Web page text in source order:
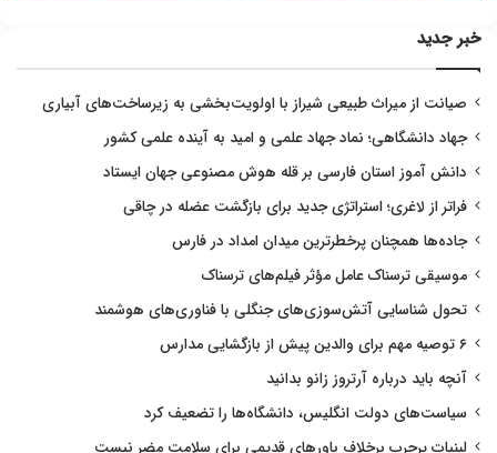
خبر جدید
صیانت از میراث طبیعی شیراز با اولویت‌بخشی به زیرساخت‌های آبیاری
جهاد دانشگاهی؛ نماد جهاد علمی و امید به آینده علمی کشور
دانش آموز استان فارسی بر قله هوش مصنوعی جهان ایستاد
فراتر از لاغری؛ استراتژی جدید برای بازگشت عضله در چاقی
جاده‌ها همچنان پرخطرترین میدان امداد در فارس
موسیقی ترسناک عامل مؤثر فیلم‌های ترسناک
تحول شناسایی آتش‌سوزی‌های جنگلی با فناوری‌های هوشمند
۶ توصیه مهم برای والدین پیش از بازگشایی مدارس
آنچه باید درباره آرتروز زانو بدانید
سیاست‌های دولت انگلیس، دانشگاه‌ها را تضعیف کرد
لبنیات پرچرب برخلاف باورهای قدیمی برای سلامت مضر نیست